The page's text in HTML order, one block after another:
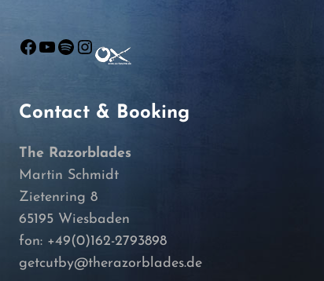
Facebook
YouTube
Spotify
Instagram
Contact & Booking
The Razorblades
Martin Schmidt
Zietenring 8
65195 Wiesbaden
fon: +49(0)162-2793898
getcutby@therazorblades.de